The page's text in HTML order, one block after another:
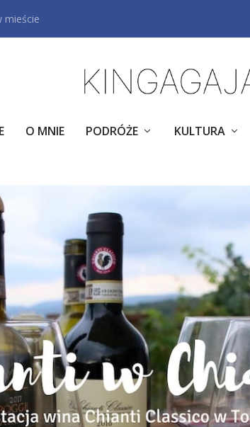
mieście
O MNIE PODRÓŻE KULTURA